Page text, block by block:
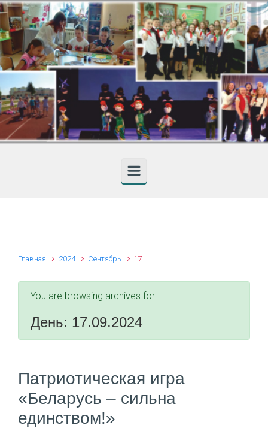
Skip to main content
Главная 2024 Сентябрь 17
You are browsing archives for
День: 17.09.2024
Патриотическая игра
«Беларусь – сильна
единством!»